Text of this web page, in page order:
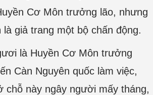
Cơ Môn trưởng lão, nhưng
là giả trang một bộ chấn động.
là Huyền Cơ Môn trưởng
Càn Nguyên quốc làm việc,
chỗ này ngây người mấy tháng,